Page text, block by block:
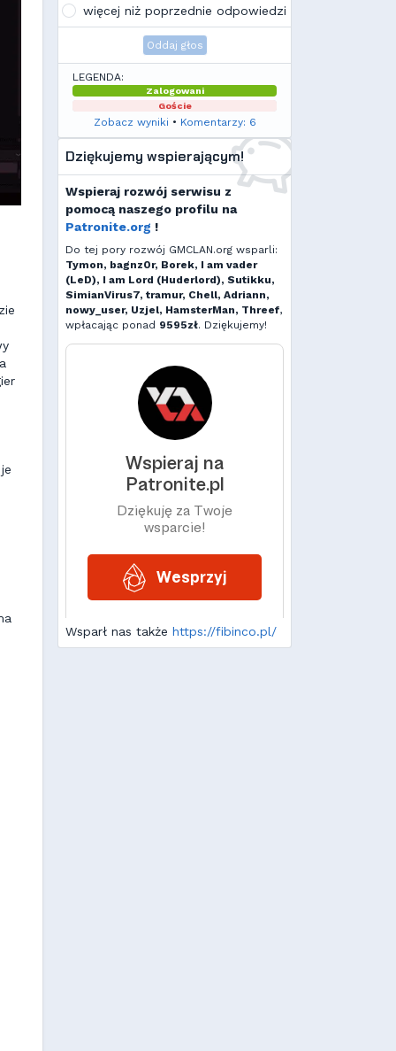
Ale klimat tu znowu wrócić!
więcej niż poprzednie odpowiedzi
Oddaj głos
LEGENDA:
Zalogowani
Goście
Zobacz wyniki • Komentarzy: 6
Dziękujemy wspierającym!
Wspieraj rozwój serwisu z
pomocą naszego profilu na
Patronite.org !
Do tej pory rozwój GMCLAN.org wsparli:
Tymon, bagnz0r, Borek, I am vader
(LeD), I am Lord (Huderlord), Sutikku,
SimianVirus7, tramur, Chell, Adriann,
nowy_user, Uzjel, HamsterMan, Threef,
wpłacając ponad 9595zł. Dziękujemy!
Wsparł nas także https://fibinco.pl/